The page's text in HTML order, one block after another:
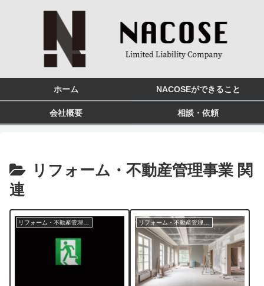
ホーム NACOSEができること
会社概要 相談・依頼
リフォーム・不動産管理事業 関
連
リフォーム・不動産管理事業 関連 リフォーム・不動産管理事業 関連